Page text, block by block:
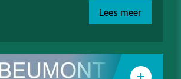
Lees meer